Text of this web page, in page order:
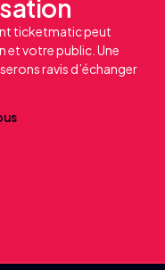
ticketmatic peut
votre public. Une
ravis d’échanger
us